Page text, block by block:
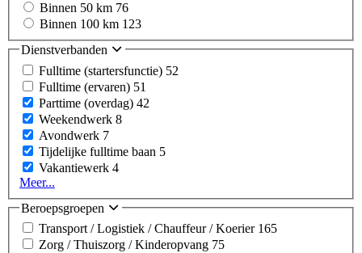
Binnen 50 km 76
Binnen 100 km 123
Dienstverbanden
Fulltime (startersfunctie) 52
Fulltime (ervaren) 51
Parttime (overdag) 42
Weekendwerk 8
Avondwerk 7
Tijdelijke fulltime baan 5
Vakantiewerk 4
Meer...
Beroepsgroepen
Transport / Logistiek / Chauffeur / Koerier 165
Zorg / Thuiszorg / Kinderopvang 75